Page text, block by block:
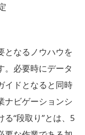
となるノウハウを
。必要時にデータ
イドとなると同時
ナビゲーションシ
“段取り”とは、5